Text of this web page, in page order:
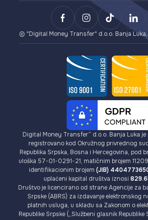
Izdavanje VISA kartica
Kriptovalute
Lova Payment Gateway (za
BCXPay (plaćanja u
Kartični Payment Gateway (za
Uslovi korištenja Lova dopune i
AML/KYC uputstvo
Provizije
© "Digital Money Transfer" d.o.o. Banja
Digital Money Transfer“ d.o.o. Banja Luka
registrovano kod Okružnog privrednog
Republika Srpska, Bosna i Hercegovina, pod
uloška 57-01-0291-21, matičnim brojem
identifikacionim brojem (JIB)
uplaćeni kapital društva iznosi
Društvo je licencirano od strane Agencije za
Srpske (ABRS) za izdavanje elektronskog
platnih usluga, u skladu sa Zakonom o
Republike Srpske („Službeni glasnik Republike